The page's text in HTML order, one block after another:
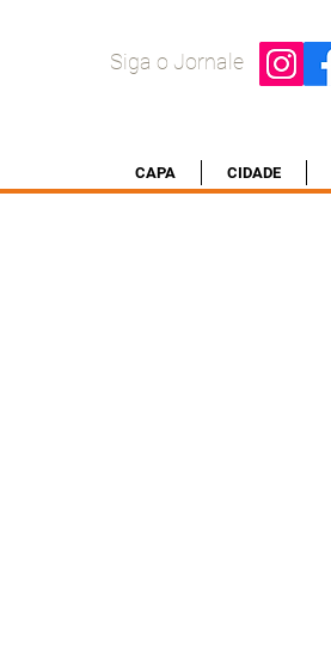
Siga o Jornale
CAPA CIDADE